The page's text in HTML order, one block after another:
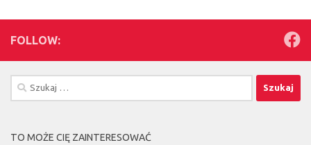
FOLLOW:
Szukaj:
TO MOŻE CIĘ ZAINTERESOWAĆ